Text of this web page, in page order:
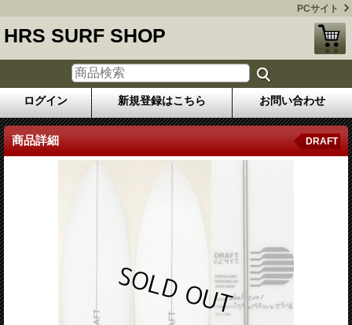
PCサイト
HRS SURF SHOP
ログイン 新規登録はこちら お問い合わせ
商品詳細 DRAFT